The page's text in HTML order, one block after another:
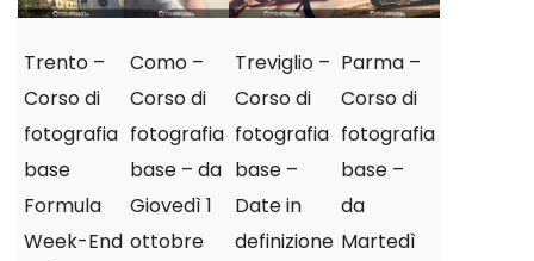
Trento –
Corso di
fotografia
base
Formula
Week-End
Como –
Corso di
fotografia
base – da
Giovedì 1
ottobre
Treviglio –
Corso di
fotografia
base –
Date in
definizione
Parma –
Corso di
fotografia
base –
da
Martedì